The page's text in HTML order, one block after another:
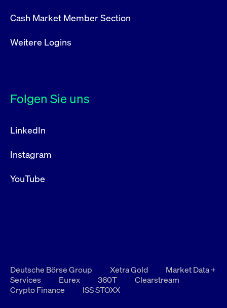
Cash Market Member Section
Weitere Logins
Folgen Sie uns
LinkedIn
Instagram
YouTube
Deutsche Börse Group Xetra Gold
Market Data +
Services
Eurex 360T
Clearstream
Crypto Finance
ISS STOXX